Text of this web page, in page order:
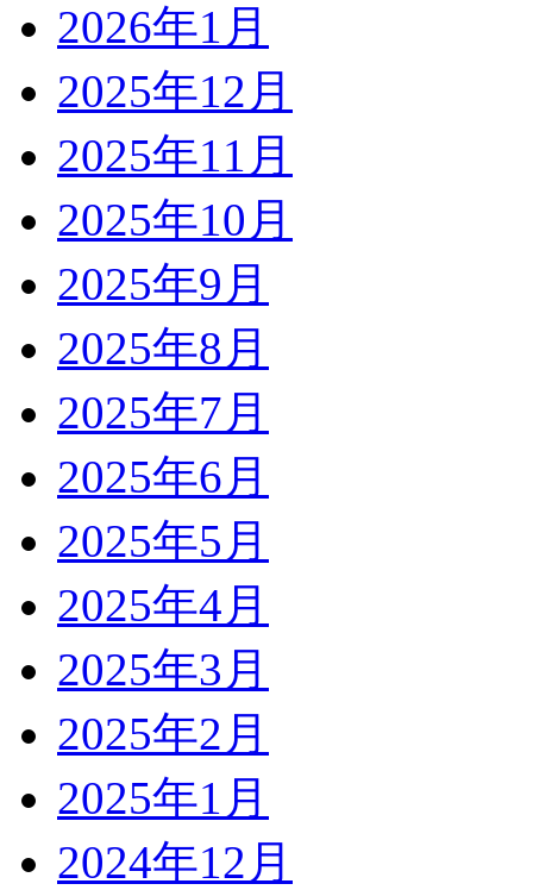
2026年1月
2025年12月
2025年11月
2025年10月
2025年9月
2025年8月
2025年7月
2025年6月
2025年5月
2025年4月
2025年3月
2025年2月
2025年1月
2024年12月